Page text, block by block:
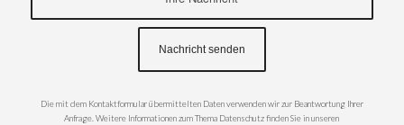
Die mit dem Kontaktformular übermittelten Daten verwenden wir zur Beantwortung Ihrer
Anfrage. Weitere Informationen zum Thema Datenschutz finden Sie in unseren